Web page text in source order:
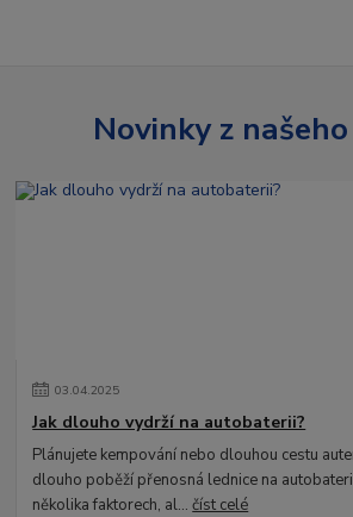
Novinky z
03.04.2025
Jak dlouho vydrží na autobaterii?
Plánujete kempování nebo dlouhou cestu
dlouho poběží přenosná lednice na
několika faktorech, al...číst celé